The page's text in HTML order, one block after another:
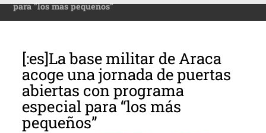
para “los más pequeños”
[:es]La base militar de Araca
acoge una jornada de puertas
abiertas con programa
especial para “los más
pequeños”